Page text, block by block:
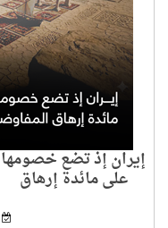
إيران إذ تضع خصومها
على مائدة إرهاق